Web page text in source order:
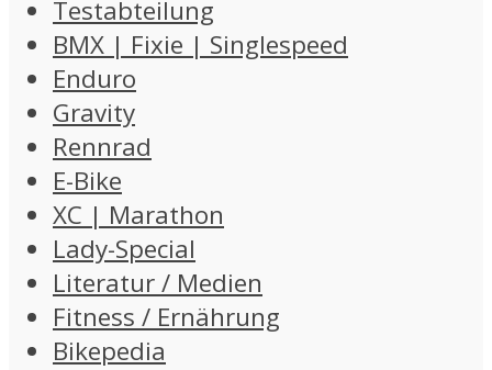
Testabteilung
BMX | Fixie | Singlespeed
Enduro
Gravity
Rennrad
E-Bike
XC | Marathon
Lady-Special
Literatur / Medien
Fitness / Ernährung
Bikepedia